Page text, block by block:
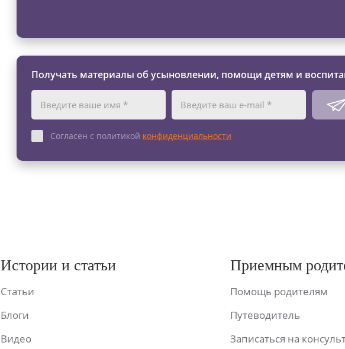
Получать материалы об усыновлении, помощи детям и
Согласен с политикой конфиденциальности
Истории и статьи
Статьи
Блоги
Видео
Приемным
Помощь родителям
Путеводитель
Записаться на